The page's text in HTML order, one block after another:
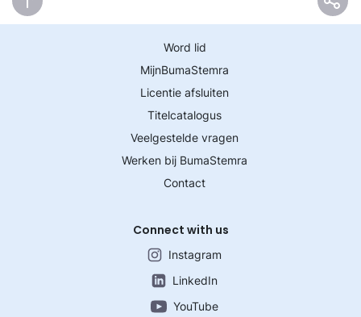
Word lid
MijnBumaStemra
Licentie afsluiten
Titelcatalogus
Veelgestelde vragen
Werken bij BumaStemra
Contact
Connect with us
Instagram
LinkedIn
YouTube